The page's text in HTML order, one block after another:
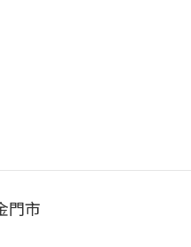
門市